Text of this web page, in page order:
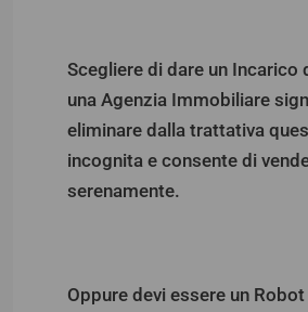
Scegliere di dare un Incarico
una Agenzia Immobiliare
eliminare dalla trattativa
incognita e consente di
serenamente.
Oppure devi essere un